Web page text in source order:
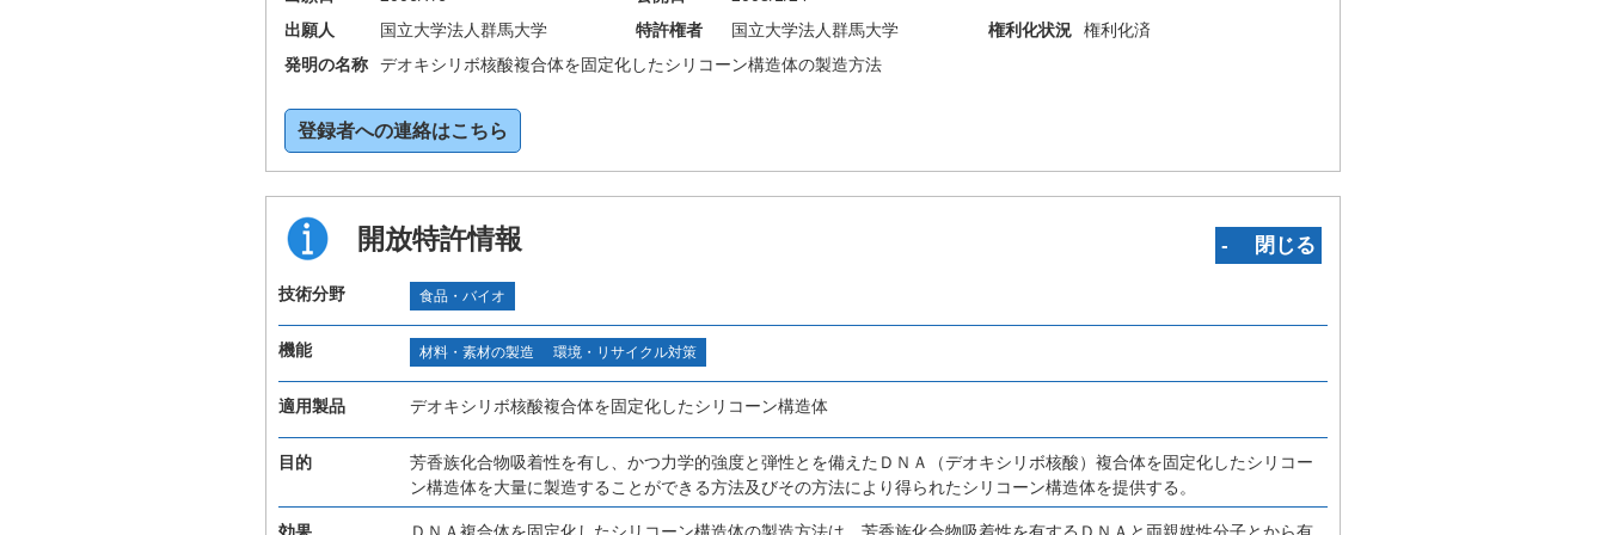
出願人
国立大学法人群馬大学 特許権者 国立大学法人群馬大学 権利化状況
権利化済
発明の名称
デオキシリボ核酸複合体を固定化したシリコーン構造体の製造方法
登録者への連絡はこちら
開放特許情報 ‐ 閉じる
技術分野 食品・バイオ
機能 材料・素材の製造 環境・リサイクル対策
適用製品 デオキシリボ核酸複合体を固定化したシリコーン構造体
目的
芳香族化合物吸着性を有し、かつ力学的強度と弾性とを備えたＤＮＡ（デオキシリボ核酸）複合体を固定化したシリコー
ン構造体を大量に製造することができる方法及びその方法により得られたシリコーン構造体を提供する。